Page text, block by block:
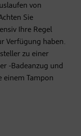
von
Sie
Ihre Regel
Verfügung haben.
zu einer
-Badeanzug und
einem Tampon